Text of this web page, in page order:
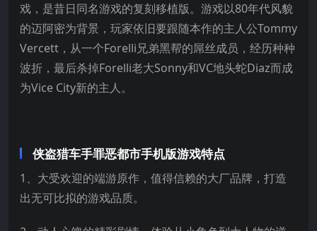
戏，是昔日同名游戏的复刻移植版。游戏以80年代风貌
的迈阿密为背景，玩家依旧要跟随本作的主人公Tommy
Vercett，从一个Forelli兄弟黑帮的屌丝成员，经历种种
波折，最后杀掉Forelli老大Sonny和VC地头蛇Diaz而成
为Vice City新的主人。
侠盗猎车手罪恶都市手机版游戏特点
1、大受欢迎的端游原作，值得信赖的大厂品牌，打造
出无可比拟的游戏品质。